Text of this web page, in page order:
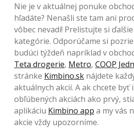
Nie je v aktuálnej ponuke
hľadáte? Nenašli ste tam ani
vôbec nevadí! Prelistujte si
kategórie. Odporúčame si
budúci týždeň napríklad v
Teta drogerie, Metro, COOP
stránke Kimbino.sk nájdete
aktuálnych akcií. A ak chcete
obľúbených akciách ako prvý,
aplikáciu Kimbino app a my vás
akcie vždy upozorníme.